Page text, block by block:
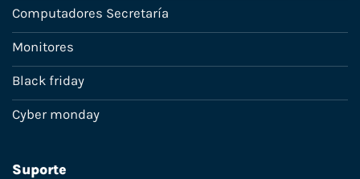
Computadores Secretaría
Monitores
Black friday
Cyber monday
Suporte